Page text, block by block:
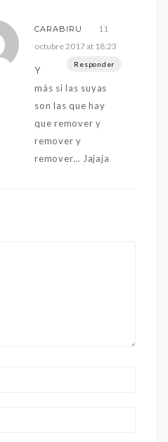
CARABIRU
11
octubre 2017 at 18:23
Responder
Y
más si las suyas
son las que hay
que remover y
remover y
remover… Jajaja